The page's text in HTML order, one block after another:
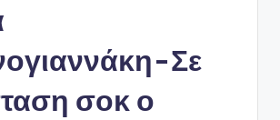
Σε
σοκ ο